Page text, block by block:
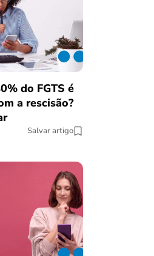
do FGTS é
a rescisão?
Salvar artigo